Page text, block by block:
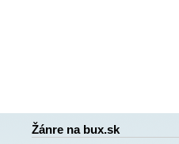
Žánre na bux.sk